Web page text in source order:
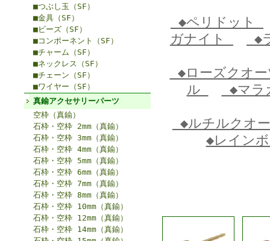
■つぶし玉（SF）
■金具（SF）
■ビーズ（SF）
■コンポーネント（SF）
■チャーム（SF）
■ネックレス（SF）
■チェーン（SF）
■ワイヤー（SF）
真鍮アクセサリーパーツ
空枠（真鍮）
石枠・空枠 2mm（真鍮）
石枠・空枠 3mm（真鍮）
石枠・空枠 4mm（真鍮）
石枠・空枠 5mm（真鍮）
石枠・空枠 6mm（真鍮）
石枠・空枠 7mm（真鍮）
石枠・空枠 8mm（真鍮）
石枠・空枠 10mm（真鍮）
石枠・空枠 12mm（真鍮）
石枠・空枠 14mm（真鍮）
◆ペリドット
ガナイト
◆
◆ローズクオ
ル
◆マ
◆ルチルクオ
◆レイン